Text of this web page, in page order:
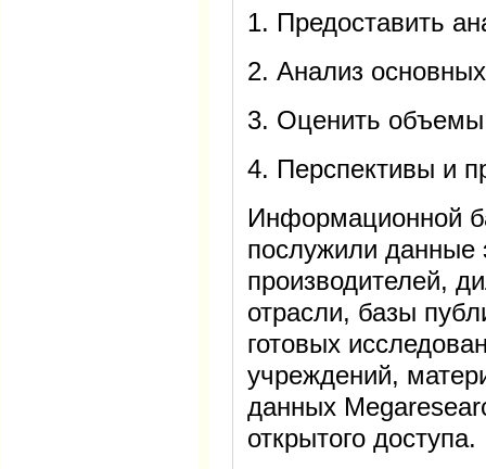
1. Предоставить
2. Анализ
3. Оценить объемы
4. Перспективы и
Информационной
послужили данные
производителей,
отрасли, базы
готовых
учреждений,
данных
открытого доступа.